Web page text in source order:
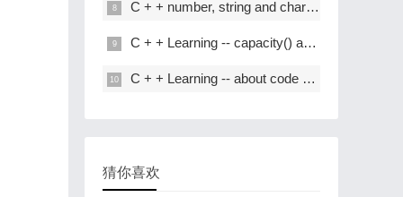
C + + number, string and char * conversion
C + + Learning -- capacity() and resize() in C + +
C + + Learning -- about code performance optimization
猜你喜欢